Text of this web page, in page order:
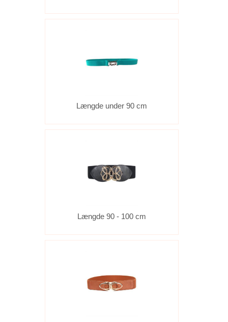
Længde under 90 cm
Længde 90 - 100 cm